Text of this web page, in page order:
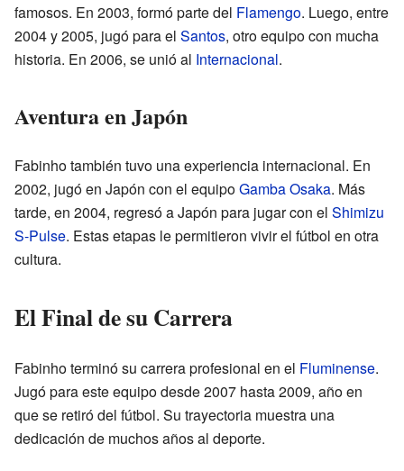
famosos. En 2003, formó parte del Flamengo. Luego, entre
2004 y 2005, jugó para el Santos, otro equipo con mucha
historia. En 2006, se unió al Internacional.
Aventura en Japón
Fabinho también tuvo una experiencia internacional. En
2002, jugó en Japón con el equipoGamba Osaka. Más
tarde, en 2004, regresó a Japón para jugar con el Shimizu
S-Pulse. Estas etapas le permitieron vivir el fútbol en otra
cultura.
El Final de su Carrera
Fabinho terminó su carrera profesional en el Fluminense.
Jugó para este equipo desde 2007 hasta 2009, año en
que se retiró del fútbol. Su trayectoria muestra una
dedicación de muchos años al deporte.